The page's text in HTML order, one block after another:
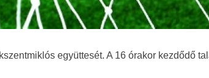
együttesét. A 16 órakor kezdődő